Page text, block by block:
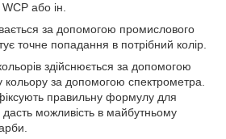
або ін.
за допомогою промислового
точне попадання в потрібний колір.
здійснюється за допомогою
кольору за допомогою спектрометра.
правильну формулу для
можливість в майбутньому